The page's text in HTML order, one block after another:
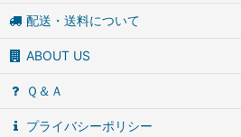
配送・送料について
ABOUT US
Ｑ＆Ａ
プライバシーポリシー